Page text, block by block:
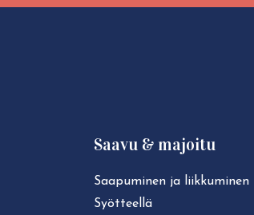
Saavu & majoitu
Saapuminen ja liikkuminen
Syötteellä